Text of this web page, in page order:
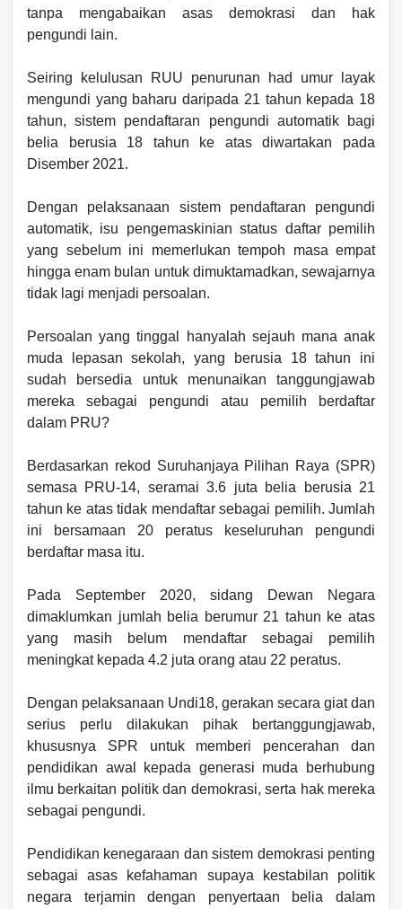
tanpa mengabaikan asas demokrasi dan hak
pengundi lain.
Seiring kelulusan RUU penurunan had umur layak
mengundi yang baharu daripada 21 tahun kepada 18
tahun, sistem pendaftaran pengundi automatik bagi
belia berusia 18 tahun ke atas diwartakan pada
Disember 2021.
Dengan pelaksanaan sistem pendaftaran pengundi
automatik, isu pengemaskinian status daftar pemilih
yang sebelum ini memerlukan tempoh masa empat
hingga enam bulan untuk dimuktamadkan, sewajarnya
tidak lagi menjadi persoalan.
Persoalan yang tinggal hanyalah sejauh mana anak
muda lepasan sekolah, yang berusia 18 tahun ini
sudah bersedia untuk menunaikan tanggungjawab
mereka sebagai pengundi atau pemilih berdaftar
dalam PRU?
Berdasarkan rekod Suruhanjaya Pilihan Raya (SPR)
semasa PRU-14, seramai 3.6 juta belia berusia 21
tahun ke atas tidak mendaftar sebagai pemilih. Jumlah
ini bersamaan 20 peratus keseluruhan pengundi
berdaftar masa itu.
Pada September 2020, sidang Dewan Negara
dimaklumkan jumlah belia berumur 21 tahun ke atas
yang masih belum mendaftar sebagai pemilih
meningkat kepada 4.2 juta orang atau 22 peratus.
Dengan pelaksanaan Undi18, gerakan secara giat dan
serius perlu dilakukan pihak bertanggungjawab,
khususnya SPR untuk memberi pencerahan dan
pendidikan awal kepada generasi muda berhubung
ilmu berkaitan politik dan demokrasi, serta hak mereka
sebagai pengundi.
Pendidikan kenegaraan dan sistem demokrasi penting
sebagai asas kefahaman supaya kestabilan politik
negara terjamin dengan penyertaan belia dalam